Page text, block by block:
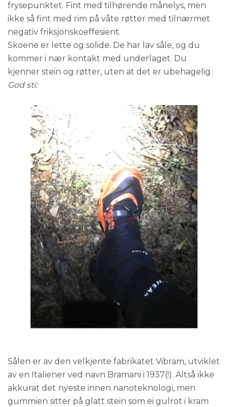
frysepunktet. Fint med tilhørende månelys, men
ikke så fint med rim på våte røtter med tilnærmet
negativ friksjonskoeffesient.
Skoene er lette og solide. De har lav såle, og du
kommer i nær kontakt med underlaget. Du
kjenner stein og røtter, uten at det er ubehagelig
God sti:
Sålen er av den velkjente fabrikatet Vibram, utviklet
av en Italiener ved navn Bramani i 1937(!). Altså ikke
akkurat det nyeste innen nanoteknologi, men
gummien sitter på glatt stein som ei gulrot i kram